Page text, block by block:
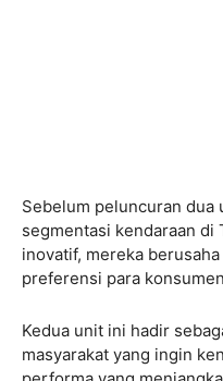
Sebelum peluncuran
segmentasi kendaraan di
inovatif, mereka
preferensi para
Kedua unit ini hadir
masyarakat yang ingin